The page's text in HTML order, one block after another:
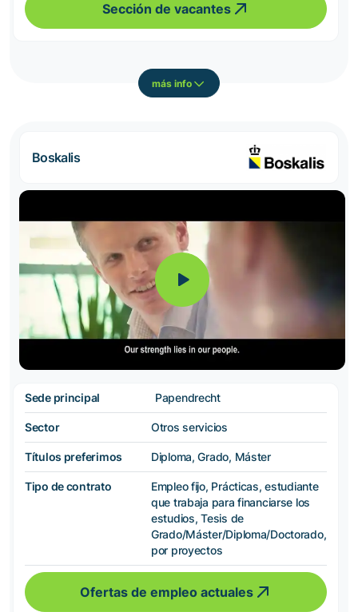
Sección de vacantes
más info
Boskalis
Sede principal Papendrecht
Sector Otros servicios
Títulos preferimos Diploma, Grado, Máster
Tipo de contrato
Empleo fijo, Prácticas, estudiante
que trabaja para financiarse los
estudios, Tesis de
Grado/Máster/Diploma/Doctorado,
por proyectos
Ofertas de empleo actuales